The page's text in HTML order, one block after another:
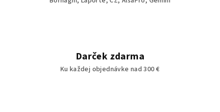
Darček zdarma
Ku každej objednávke nad 300 €